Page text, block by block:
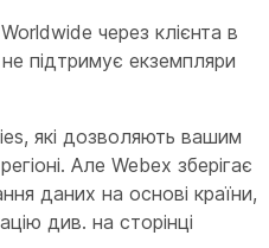
через клієнта в
підтримує екземпляри
які дозволяють вашим
Але Webex зберігає
даних на основі країни,
див. на сторінці